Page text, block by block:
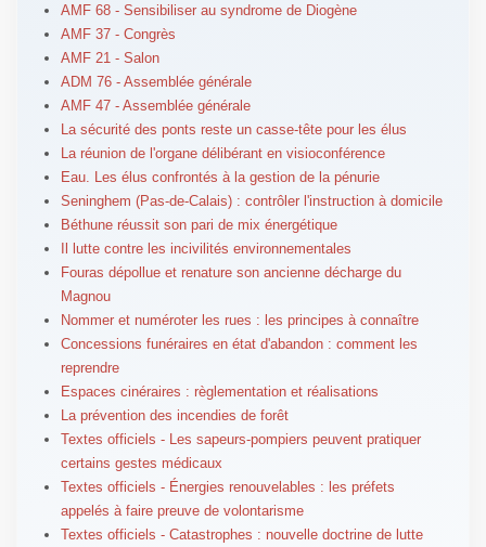
AMF 68 - Sensibiliser au syndrome de Diogène
AMF 37 - Congrès
AMF 21 - Salon
ADM 76 - Assemblée générale
AMF 47 - Assemblée générale
La sécurité des ponts reste un casse-tête pour les élus
La réunion de l'organe délibérant en visioconférence
Eau. Les élus confrontés à la gestion de la pénurie
Seninghem (Pas-de-Calais) : contrôler l'instruction à domicile
Béthune réussit son pari de mix énergétique
Il lutte contre les incivilités environnementales
Fouras dépollue et renature son ancienne décharge du
Magnou
Nommer et numéroter les rues : les principes à connaître
Concessions funéraires en état d'abandon : comment les
reprendre
Espaces cinéraires : règlementation et réalisations
La prévention des incendies de forêt
Textes officiels - Les sapeurs-pompiers peuvent pratiquer
certains gestes médicaux
Textes officiels - Énergies renouvelables : les préfets
appelés à faire preuve de volontarisme
Textes officiels - Catastrophes : nouvelle doctrine de lutte